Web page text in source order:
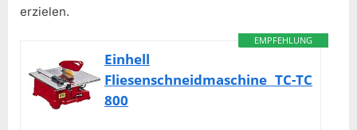
erzielen.
EMPFEHLUNG
Einhell
Fliesenschneidmaschine TC-TC
800